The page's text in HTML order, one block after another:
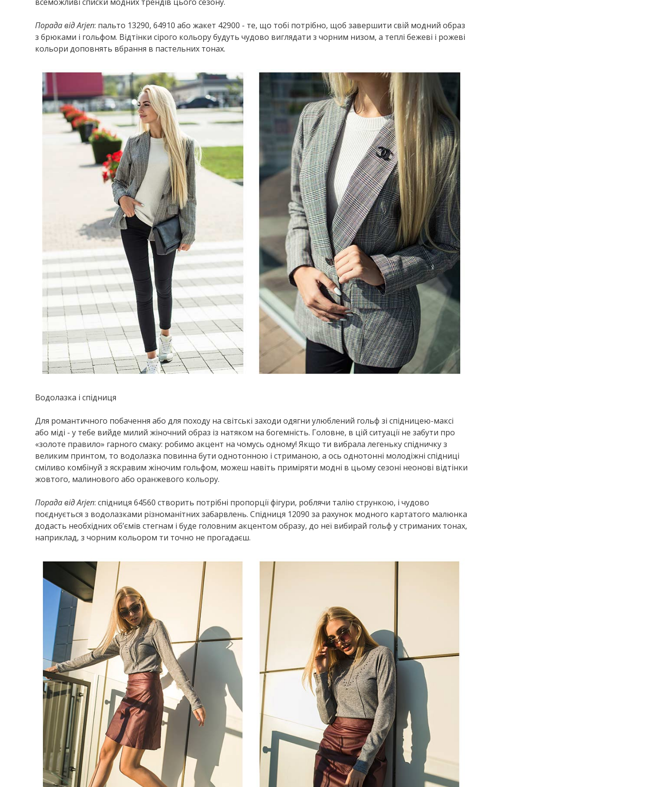
Порада відArjen: пальто 13290, 64910 або жакет 42900 - те, що тобі потрібно, щоб завершити свій модний образ
з брюками і гольфом. Відтінки сірого кольору будуть чудово виглядати з чорним низом, а теплі бежеві і рожеві
кольори доповнять вбрання в пастельних тонах.
Водолазка і спідниця
Для романтичного побачення або для походу на світські заходи одягни улюблений гольф зі спідницею-максі
або міді - у тебе вийде милий жіночний образ із натяком на богемність. Головне, в цій ситуації не забути про
«золоте правило» гарного смаку: робимо акцент на чомусь одному! Якщо ти вибрала легеньку спідничку з
великим принтом, то водолазка повинна бути однотонною і стриманою, а ось однотонні молодіжні спідниці
сміливо комбінуй з яскравим жіночим гольфом, можеш навіть приміряти модні в цьому сезоні неонові відтінки
жовтого, малинового або оранжевого кольору.
Порада відArjen: спідниця 64560 створить потрібні пропорції фігури, роблячи талію стрункою, і чудово
поєднується з водолазками різноманітних забарвлень. Спідниця 12090 за рахунок модного картатого малюнка
додасть необхідних об’ємів стегнам і буде головним акцентом образу, до неї вибирай гольф у стриманих тонах,
наприклад, з чорним кольором ти точно не прогадаєш.